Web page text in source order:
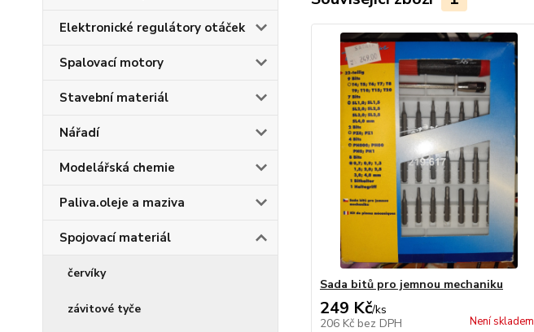
Elektronické regulátory otáček
Spalovací motory
Stavební materiál
Nářadí
Modelářská chemie
Paliva.oleje a maziva
Spojovací materiál
červíky
závitové tyče
Sada bitů pro jemnou mechaniku
249 Kč/ks
206 Kč bez DPH Není skladem